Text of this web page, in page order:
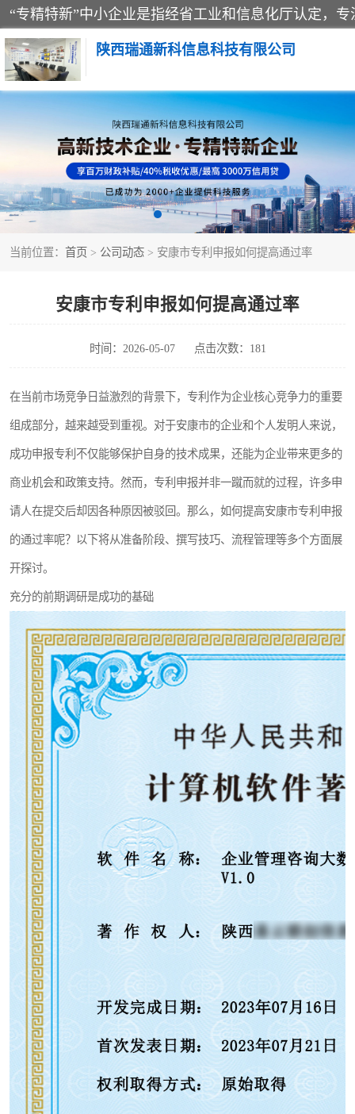
陕西瑞通新科信息科技有限公司
当前位置： 首页 > 公司动态 > 安康市专利申报如何提高通过率
安康市专利申报如何提高通过率
时间：2026-05-07 点击次数：181
在当前市场竞争日益激烈的背景下，专利作为企业核心竞争力的重要
组成部分，越来越受到重视。对于安康市的企业和个人发明人来说，
成功申报专利不仅能够保护自身的技术成果，还能为企业带来更多的
商业机会和政策支持。然而，专利申报并非一蹴而就的过程，许多申
请人在提交后却因各种原因被驳回。那么，如何提高安康市专利申报
的通过率呢？以下将从准备阶段、撰写技巧、流程管理等多个方面展
开探讨。
充分的前期调研是成功的基础